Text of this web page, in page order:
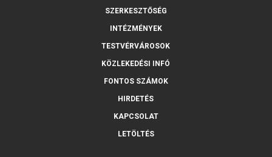
SZERKESZTŐSÉG
INTÉZMÉNYEK
TESTVÉRVÁROSOK
KÖZLEKEDÉSI INFÓ
FONTOS SZÁMOK
HIRDETÉS
KAPCSOLAT
LETÖLTÉS